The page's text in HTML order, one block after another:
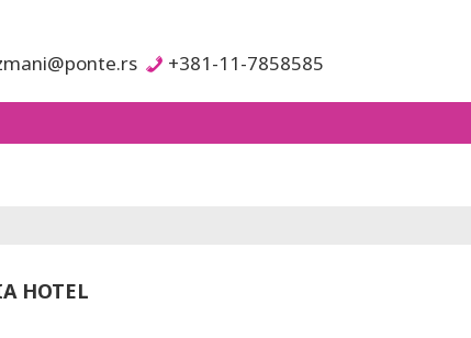
+381-11-7858585
HOTEL